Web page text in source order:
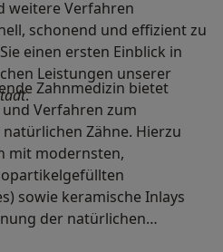
weitere Verfahren
schonend und effizient zu
einen ersten Einblick in
Leistungen unserer
. Zahnmedizin bietet
Verfahren zum
Zähne. Hierzu
mit modernsten,
sowie keramische Inlays
der natürlichen